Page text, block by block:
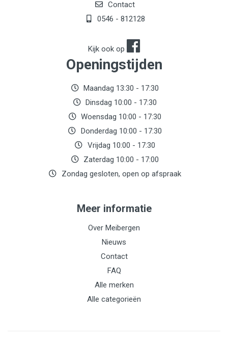
Contact
0546 - 812128
Kijk ook op
Openingstijden
Maandag 13:30 - 17:30
Dinsdag 10:00 - 17:30
Woensdag 10:00 - 17:30
Donderdag 10:00 - 17:30
Vrijdag 10:00 - 17:30
Zaterdag 10:00 - 17:00
Zondag gesloten, open op afspraak
Meer informatie
Over Meibergen
Nieuws
Contact
FAQ
Alle merken
Alle categorieën